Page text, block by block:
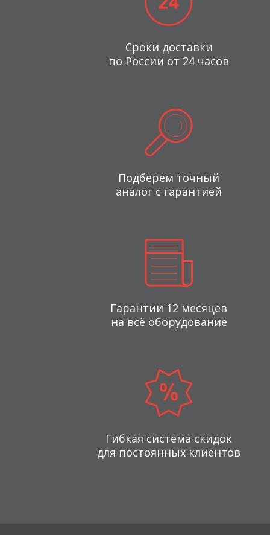
Сроки доставки
по России от 24 часов
Подберем точный
аналог с гарантией
Гарантии 12 месяцев
на всё оборудование
Гибкая система скидок
для постоянных клиентов